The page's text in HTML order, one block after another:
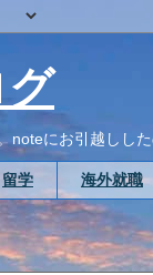
noteにお引越しし
留学 海外就職